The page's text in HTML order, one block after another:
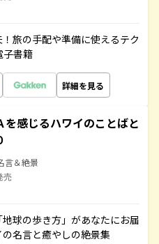
旅の手配や準備に使えるテク
子書籍
詳細を見る
を感じるハワイのことばと
言＆絶景
売
球の歩き方」があなたにお届
名言と癒やしの絶景集